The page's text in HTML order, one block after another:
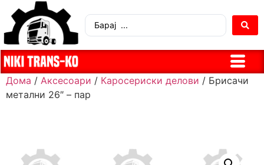
Дома / Аксесоари / Каросериски делови / Брисачи
метални 26″ – пар